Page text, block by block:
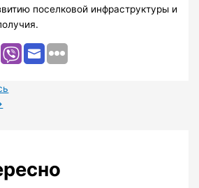
поселковой инфраструктуры и